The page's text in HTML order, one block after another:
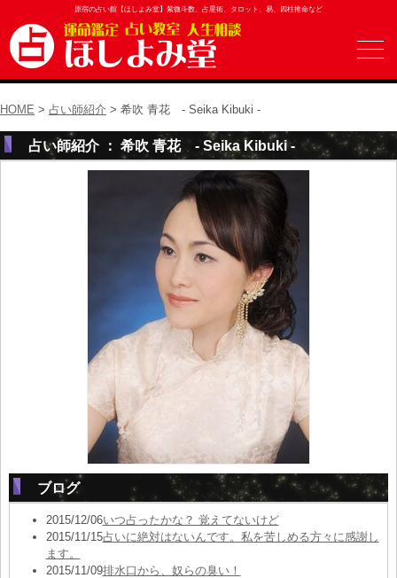
原宿の占い館【ほしよみ堂】紫微斗数、占星術、タロット、易、四柱推命など
HOME > 占い師紹介 > 希吹 青花 - Seika Kibuki -
占い師紹介 ： 希吹 青花 - Seika Kibuki -
ブログ
2015/12/06いつ占ったかな？ 覚えてないけど
2015/11/15占いに絶対はないんです。私を苦しめる方々に感謝し
ます。
2015/11/09排水口から、奴らの臭い！